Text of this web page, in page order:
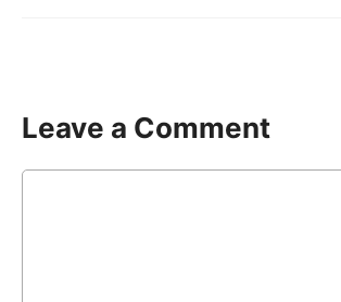
Leave a Comment
Comment